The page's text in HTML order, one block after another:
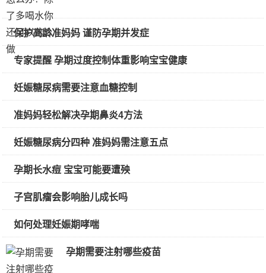
保护高龄准妈妈 谨防孕期并发症
专家提醒 孕期过度控制体重影响宝宝健康
妊娠糖尿病需要注意血糖控制
准妈妈轻松解决孕期鼻炎4方法
妊娠糖尿病分四种 准妈妈需注意五点
孕期长水痘 宝宝可能要遭殃
子宫肌瘤会影响胎儿成长吗
如何处理妊娠期哮喘
孕期需要注射哪些疫苗